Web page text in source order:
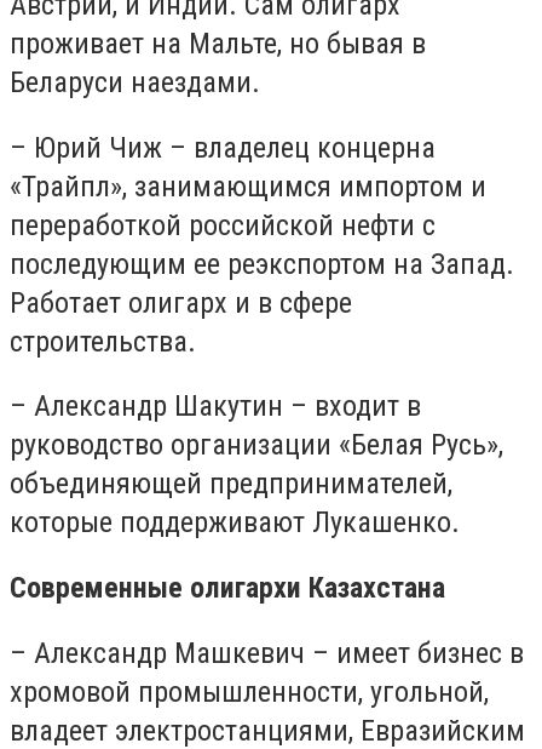
проживает на Мальте, но бывая в
Беларуси наездами.
– Юрий Чиж – владелец концерна
«Трайпл», занимающимся импортом и
переработкой российской нефти с
последующим ее реэкспортом на Запад.
Работает олигарх и в сфере
строительства.
– Александр Шакутин – входит в
руководство организации «Белая Русь»,
объединяющей предпринимателей,
которые поддерживают Лукашенко.
Современные олигархи Казахстана
– Александр Машкевич – имеет бизнес в
хромовой промышленности, угольной,
владеет электростанциями, Евразийским